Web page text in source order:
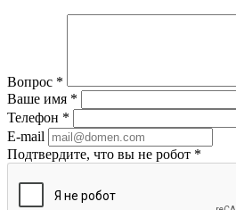
Вопрос *
Ваше имя *
Телефон *
E-mail
Подтвердите, что вы не робот *